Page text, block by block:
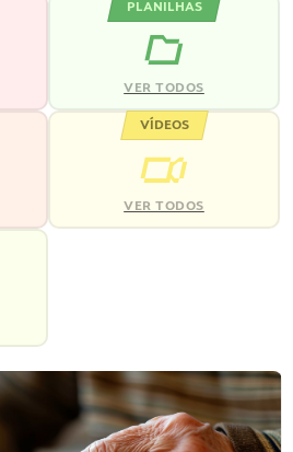
PLANILHAS
VER TODOS
VÍDEOS
VER TODOS